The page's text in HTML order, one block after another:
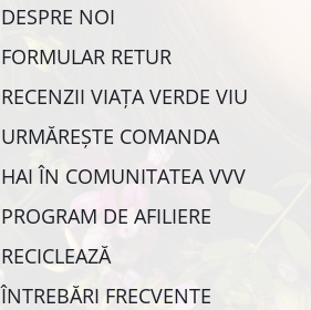
DESPRE NOI
FORMULAR RETUR
RECENZII VIAȚA VERDE VIU
URMĂREȘTE COMANDA
HAI ÎN COMUNITATEA VVV
PROGRAM DE AFILIERE
RECICLEAZĂ
ÎNTREBĂRI FRECVENTE